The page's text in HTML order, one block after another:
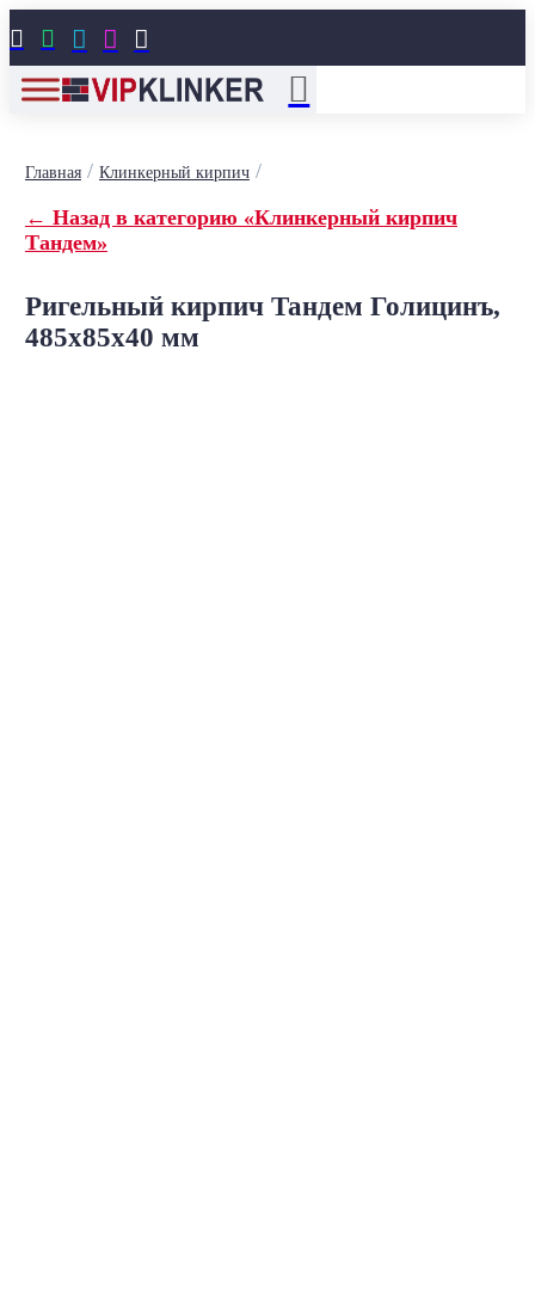
    
Главная/ Клинкерный кирпич/
← Назад в категорию «Клинкерный кирпич
Тандем»
Ригельный кирпич Тандем Голицинъ,
485x85x40 мм